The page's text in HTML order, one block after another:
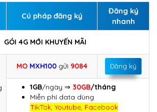
Cú pháp đăng ký
Đăng ký
nhanh
GÓI 4G MỚI KHUYẾN MÃI
MO MXH100 gửi 9084 Đăng ký
1GB/ngày ⇒ 30GB/tháng
Miễn phí data dùng
TikTok, Youtube, Facebook